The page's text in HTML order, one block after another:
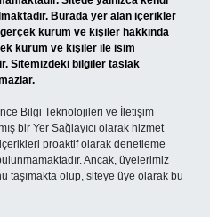
Burada yer alan içerikler
kurum ve kişiler hakkında
kurum ve kişiler ile isim
Sitemizdeki bilgiler taslak
Bilgi Teknolojileri ve İletişim
bir Yer Sağlayıcı olarak hizmet
proaktif olarak denetleme
Ancak, üyelerimiz
taşımakta olup, siteye üye olarak bu